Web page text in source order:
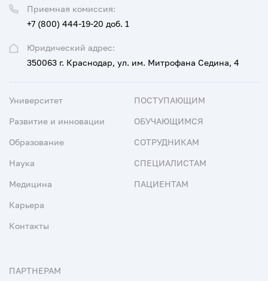
Юридический адрес:
350063 г. Краснодар, ул. им. Митрофана Седина, 4
Приемная комиссия:
+7 (800) 444-19-20 доб. 1
Университет
Развитие и инновации
Образование
Наука
Медицина
Карьера
Контакты
ПОСТУПАЮЩИМ
ОБУЧАЮЩИМСЯ
СОТРУДНИКАМ
СПЕЦИАЛИСТАМ
ПАЦИЕНТАМ
ПАРТНЕРАМ